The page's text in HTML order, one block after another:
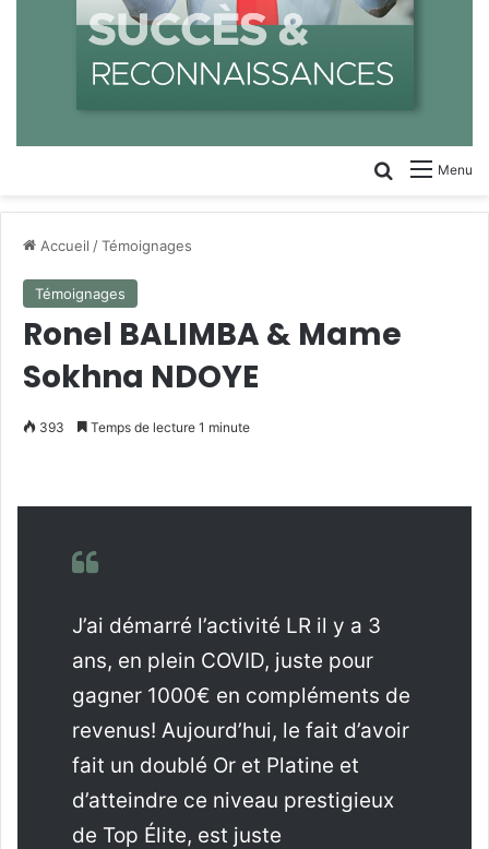
Menu
Rechercher
Accueil /Témoignages
Témoignages
Ronel BALIMBA & Mame
Sokhna NDOYE
393 Temps de lecture 1 minute
J’ai démarré l’activité LR il y a 3
ans, en plein COVID, juste pour
gagner 1000€ en compléments de
revenus! Aujourd’hui, le fait d’avoir
fait un doublé Or et Platine et
d’atteindre ce niveau prestigieux
de Top Élite, est juste